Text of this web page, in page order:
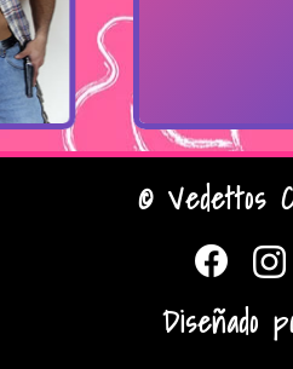
© Vedettos
Diseñado